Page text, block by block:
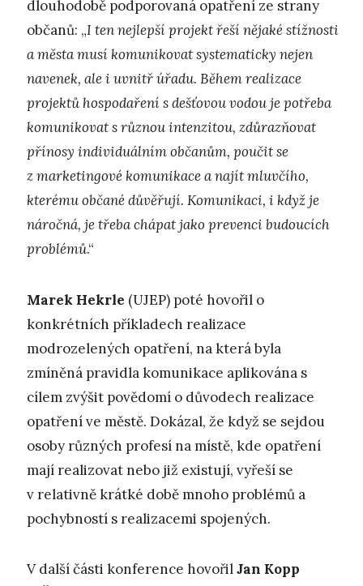
dlouhodobě podporovaná opatření ze strany
občanů: „I ten nejlepší projekt řeší nějaké stížnosti
a města musí komunikovat systematicky nejen
navenek, ale i uvnitř úřadu. Během realizace
projektů hospodaření s dešťovou vodou je potřeba
komunikovat s různou intenzitou, zdůrazňovat
přínosy individuálním občanům, poučit se
z marketingové komunikace a najít mluvčího,
kterému občané důvěřují. Komunikaci, i když je
náročná, je třeba chápat jako prevenci budoucích
problémů.“
Marek Hekrle (UJEP) poté hovořil o
konkrétních příkladech realizace
modrozelených opatření, na která byla
zmíněná pravidla komunikace aplikována s
cílem zvýšit povědomí o důvodech realizace
opatření ve městě. Dokázal, že když se sejdou
osoby různých profesí na místě, kde opatření
mají realizovat nebo již existují, vyřeší se
v relativně krátké době mnoho problémů a
pochybností s realizacemi spojených.
V další části konference hovořilJan Kopp